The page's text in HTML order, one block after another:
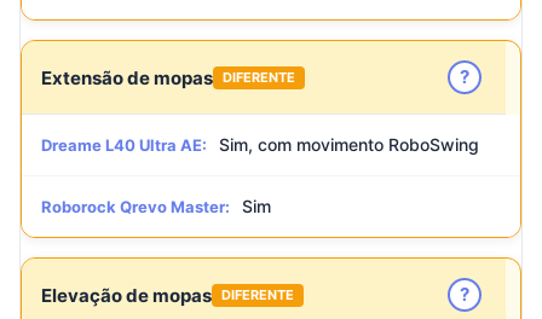
Extensão de mopas DIFERENTE ?
Dreame L40 Ultra AE: Sim, com movimento RoboSwing
Roborock Qrevo Master: Sim
Elevação de mopas DIFERENTE ?